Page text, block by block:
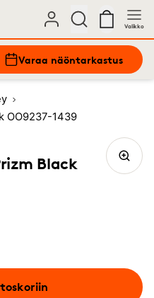
Valikko
Varaa näöntarkastus
OO9237-1439
Black